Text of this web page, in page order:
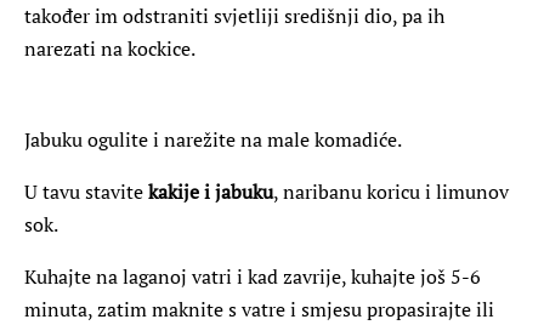
također im odstraniti svjetliji središnji dio, pa ih
narezati na kockice.
Jabuku ogulite i narežite na male komadiće.
U tavu stavitekakije i jabuku, naribanu koricu i limunov
sok.
Kuhajte na laganoj vatri i kad zavrije, kuhajte još 5-6
minuta, zatim maknite s vatre i smjesu propasirajte ili